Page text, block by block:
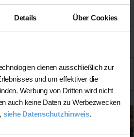
Details Über Cookies
dienen ausschließlich zur
und um effektiver die
Werbung von Dritten wird nicht
auch keine Daten zu Werbezwecken
siehe Datenschutzhinweis.
Aktiv
kontaktieren